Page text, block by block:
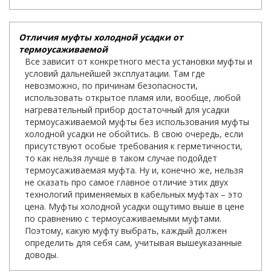
Отличия муфты холодной усадки от
термоусаживаемой
Все зависит от конкретного места установки муфты и
условий дальнейшей эксплуатации. Там где
невозможно, по причинам безопасности,
использовать открытое пламя или, вообще, любой
нагревательный прибор достаточный для усадки
термоусаживаемой муфты без использования муфты
холодной усадки не обойтись. В свою очередь, если
присутствуют особые требования к герметичности,
то как нельзя лучше в таком случае подойдет
термоусаживаемая муфта. Ну и, конечно же, нельзя
не сказать про самое главное отличие этих двух
технологий применяемых в кабельных муфтах – это
цена. Муфты холодной усадки ощутимо выше в цене
по сравнению с термоусаживаемыми муфтами.
Поэтому, какую муфту выбрать, каждый должен
определить для себя сам, учитывая вышеуказанные
доводы.